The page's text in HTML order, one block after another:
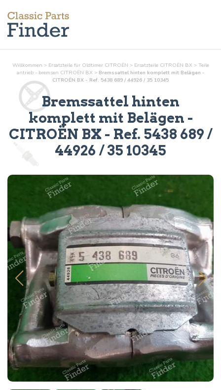
Willkommen > Ersatzteile für Oldtimer CITROËN > Ersatzteile CITROËN BX > Teile
antrieb - bremsen CITROËN BX > Bremssattel hinten komplett mit Belägen -
CITROËN BX - Ref. 5438 689 / 44926 / 35 10345
Bremssattel hinten
komplett mit Belägen -
CITROËN BX - Ref. 5438 689 /
44926 / 35 10345